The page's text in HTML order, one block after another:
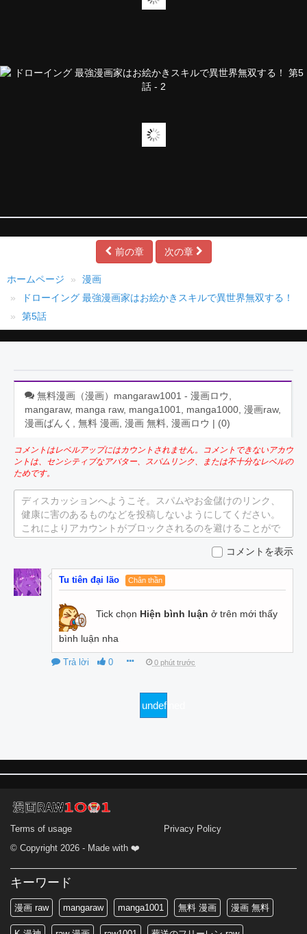
前の章 次の章
ホームページ
漫画
ドローイング 最強漫画家はお絵かきスキルで異世界無双する！
第5話
無料漫画（漫画）mangaraw1001 - 漫画ロウ,
mangaraw, manga raw, manga1001, manga1000, 漫画raw,
漫画ばんく, 無料 漫画, 漫画 無料, 漫画ロウ | (0)
コメントはレベルアップにはカウントされません。コメントできないアカウ
ントは、センシティブなアバター、スパムリンク、または不十分なレベルの
ためです。
ディスカッションへようこそ。スパムやお金儲けのリンク、
健康に害のあるものなどを投稿しないようにしてください。
これによりアカウントがブロックされるのを避けることがで
コメントを表示
Tu tiên đại lão Chân thần
Tick chọn Hiện bình luận ở trên mới thấy
bình luận nha
Trả lời 0 0 phút trước
undefined
Terms of usage
Privacy Policy
© Copyright 2026 - Made with ❤️
キーワード
漫画 raw mangaraw manga1001 無料 漫画 漫画 無料